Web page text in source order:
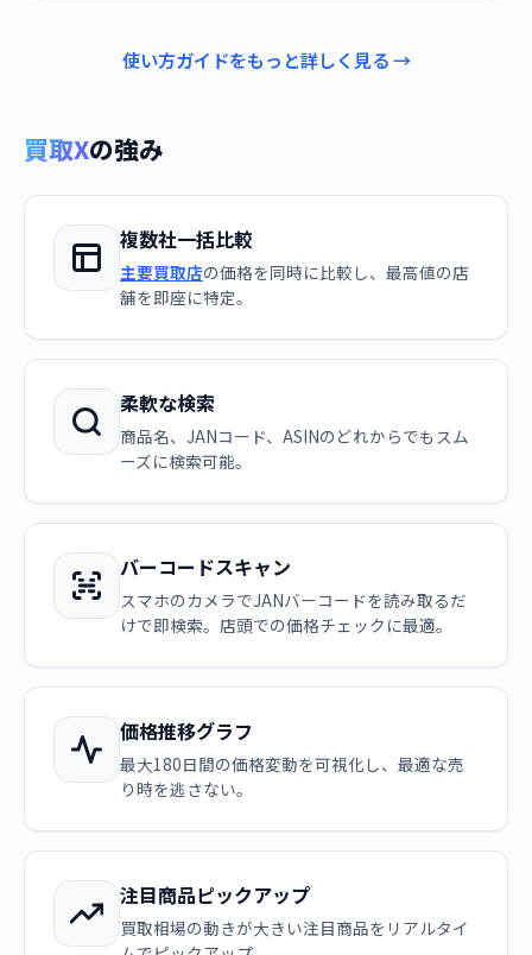
使い方ガイドをもっと詳しく見る →
買取Xの強み
複数社一括比較
主要買取店の価格を同時に比較し、最高値の店
舗を即座に特定。
柔軟な検索
商品名、JANコード、ASINのどれからでもスム
ーズに検索可能。
バーコードスキャン
スマホのカメラでJANバーコードを読み取るだ
けで即検索。店頭での価格チェックに最適。
価格推移グラフ
最大180日間の価格変動を可視化し、最適な売
り時を逃さない。
注目商品ピックアップ
買取相場の動きが大きい注目商品をリアルタイ